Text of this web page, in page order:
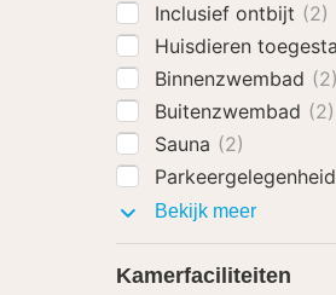
Inclusief ontbijt (2)
Huisdieren
Binnenzwembad (2)
Buitenzwembad (2)
Sauna (2)
Parkeergelegenheid
Bekijk meer
Kamerfaciliteiten